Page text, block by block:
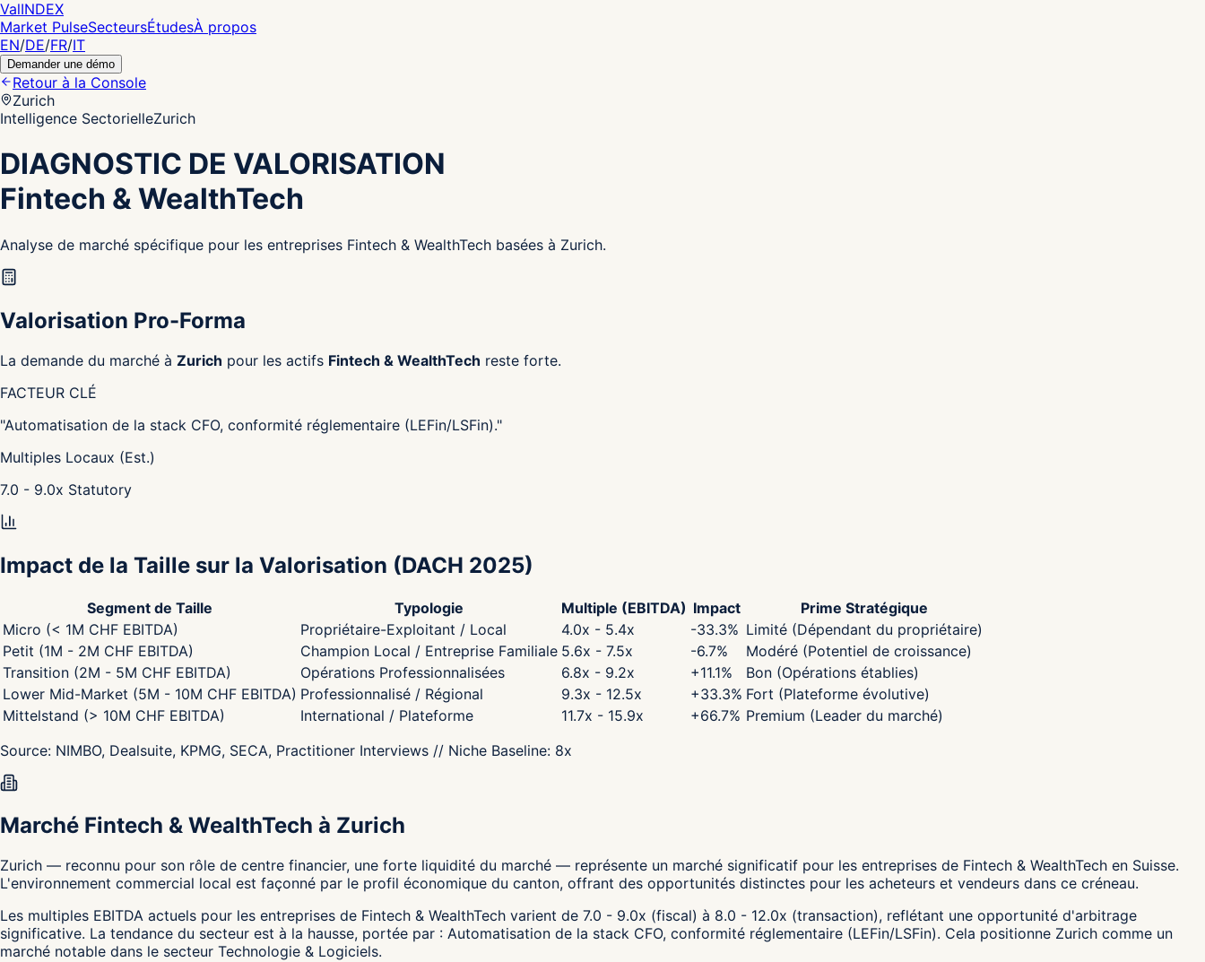
ValINDEX
Market PulseSecteursÉtudesÀ propos
EN/DE/FR/IT
Demander une démo
Retour à la Console
Zurich
Intelligence SectorielleZurich
DIAGNOSTIC DE VALORISATION
Fintech & WealthTech
Analyse de marché spécifique pour les entreprises Fintech & WealthTech basées à Zurich.
Valorisation Pro-Forma
La demande du marché à Zurich pour les actifs Fintech & WealthTech reste forte.
FACTEUR CLÉ
"Automatisation de la stack CFO, conformité réglementaire (LEFin/LSFin)."
Multiples Locaux (Est.)
7.0 - 9.0x Statutory
Impact de la Taille sur la Valorisation (DACH 2025)
Segment de Taille Typologie Multiple (EBITDA) Impact
Prime Stratégique
Micro (< 1M CHF EBITDA)
Propriétaire-Exploitant / Local 4.0x - 5.4x -33.3% Limité (Dépendant du propriétaire)
Petit (1M - 2M CHF EBITDA)
Champion Local / Entreprise Familiale 5.6x - 7.5x -6.7%
Modéré (Potentiel de croissance)
Transition (2M - 5M CHF EBITDA)
Opérations Professionnalisées 6.8x - 9.2x +11.1%
Bon (Opérations établies)
Lower Mid-Market (5M - 10M CHF EBITDA) Professionnalisé / Régional 9.3x - 12.5x +33.3% Fort (Plateforme évolutive)
Mittelstand (> 10M CHF EBITDA)
International / Plateforme 11.7x - 15.9x +66.7% Premium (Leader du marché)
Source: NIMBO, Dealsuite, KPMG, SECA, Practitioner Interviews // Niche Baseline: 8x
Marché Fintech & WealthTech à Zurich
Zurich — reconnu pour son rôle de centre financier, une forte liquidité du marché — représente un marché significatif pour les entreprises de Fintech & WealthTech en Suisse.
L'environnement commercial local est façonné par le profil économique du canton, offrant des opportunités distinctes pour les acheteurs et vendeurs dans ce créneau.
Les multiples EBITDA actuels pour les entreprises de Fintech & WealthTech varient de 7.0 - 9.0x (fiscal) à 8.0 - 12.0x (transaction), reflétant une opportunité d'arbitrage
significative. La tendance du secteur est à la hausse, portée par : Automatisation de la stack CFO, conformité réglementaire (LEFin/LSFin). Cela positionne Zurich comme un
marché notable dans le secteur Technologie & Logiciels.